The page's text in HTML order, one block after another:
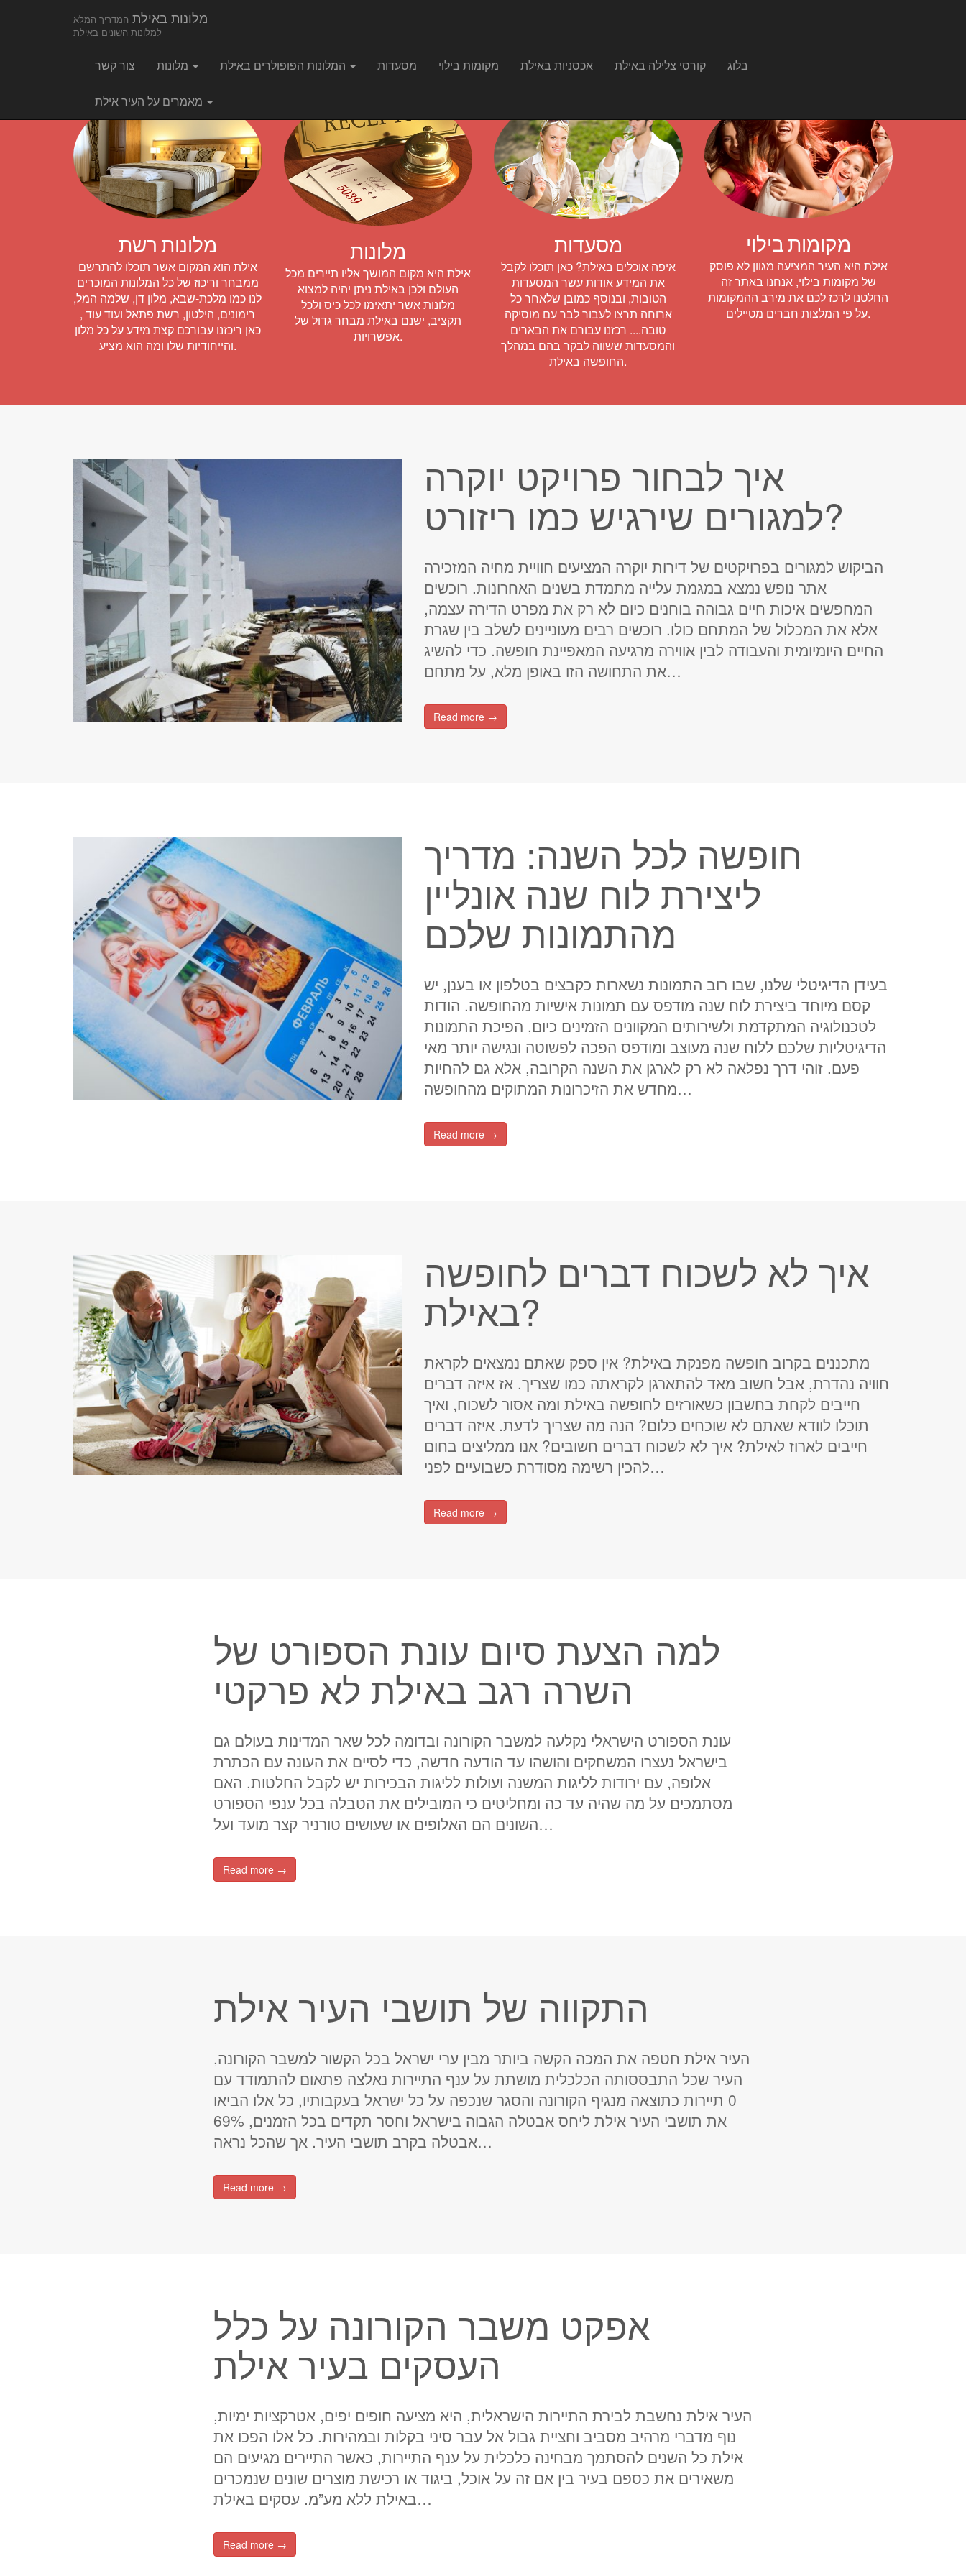
מלונות באילת המדריך המלא
למלונות השונים באילת
menu
צור קשר
מסעדות מקומות בילוי אכסניות באילת קורסי צלילה באילת בלוג
מלונות רשת
אילת הוא המקום אשר תוכלו להתרשם
ממבחר וריכוז של כל המלונות המוכרים
לנו כמו מלכת-שבא, מלון דן, שלמה המל,
רימונים, הילטון, רשת פתאל ועוד עוד ,
כאן ריכזנו עבורכם קצת מידע על כל מלון
והייחודיות שלו ומה הוא מציע.
מלונות
אילת היא מקום המושך אליו תיירים מכל
העולם ולכן באילת ניתן יהיה למצוא
מלונות אשר יתאימו לכל כיס ולכל
תקציב, ישנם באילת מבחר גדול של
אפשרויות.
מסעדות
איפה אוכלים באילת? כאן תוכלו לקבל
את המידע אודות עשר המסעדות
הטובות, ובנוסף כמובן שלאחר כל
ארוחה תרצו לעבור לבר עם מוסיקה
טובה.... רכזנו עבורם את הבארים
והמסעדות ששווה לבקר בהם במהלך
החופשה באילת.
מקומות בילוי
אילת היא העיר המציעה מגוון לא פוסק
של מקומות בילוי, אנחנו באתר זה
החלטנו לרכז לכם את מירב ההמקומות
על פי המלצות חברים מטיילים.
איך לבחור פרויקט יוקרה
למגורים שירגיש כמו ריזורט?
הביקוש למגורים בפרויקטים של דירות יוקרה המציעים חוויית מחיה המזכירה
אתר נופש נמצא במגמת עלייה מתמדת בשנים האחרונות. רוכשים
המחפשים איכות חיים גבוהה בוחנים כיום לא רק את מפרט הדירה עצמה,
אלא את המכלול של המתחם כולו. רוכשים רבים מעוניינים לשלב בין שגרת
החיים היומיומית והעבודה לבין אווירה מרגיעה המאפיינת חופשה. כדי להשיג
את התחושה הזו באופן מלא, על מתחם…
Read more →
חופשה לכל השנה: מדריך
ליצירת לוח שנה אונליין
מהתמונות שלכם
בעידן הדיגיטלי שלנו, שבו רוב התמונות נשארות כקבצים בטלפון או בענן, יש
קסם מיוחד ביצירת לוח שנה מודפס עם תמונות אישיות מהחופשה. הודות
לטכנולוגיה המתקדמת ולשירותים המקוונים הזמינים כיום, הפיכת התמונות
הדיגיטליות שלכם ללוח שנה מעוצב ומודפס הפכה לפשוטה ונגישה יותר מאי
פעם. זוהי דרך נפלאה לא רק לארגן את השנה הקרובה, אלא גם להחיות
מחדש את הזיכרונות המתוקים מהחופשה…
Read more →
איך לא לשכוח דברים לחופשה
באילת?
מתכננים בקרוב חופשה מפנקת באילת? אין ספק שאתם נמצאים לקראת
חוויה נהדרת, אבל חשוב מאד להתארגן לקראתה כמו שצריך. אז איזה דברים
חייבים לקחת בחשבון כשאורזים לחופשה באילת ומה אסור לשכוח, ואיך
תוכלו לוודא שאתם לא שוכחים כלום? הנה מה שצריך לדעת. איזה דברים
חייבים לארוז לאילת? איך לא לשכוח דברים חשובים? אנו ממליצים בחום
להכין רשימה מסודרת כשבועיים לפני…
Read more →
למה הצעת סיום עונת הספורט של
השרה רגב באילת לא פרקטי
עונת הספורט הישראלי נקלעה למשבר הקורונה ובדומה לכל שאר המדינות בעולם גם
בישראל נעצרו המשחקים והושהו עד הודעה חדשה, כדי לסיים את העונה עם הכתרת
אלופה, עם ירודות לליגות המשנה ועולות לליגות הבכירות יש לקבל החלטות, האם
מסתמכים על מה שהיה עד כה ומחליטים כי המובילים את הטבלה בכל ענפי הספורט
השונים הם האלופים או שעושים טורניר קצר מועד ועל…
Read more →
התקווה של תושבי העיר אילת
העיר אילת חטפה את המכה הקשה ביותר מבין ערי ישראל בכל הקשור למשבר הקורונה,
העיר שכל התבססותה הכלכלית מושתת על ענף התיירות נאלצה פתאום להתמודד עם
0 תיירות כתוצאה מנגיף הקורונה והסגר שנכפה על כל ישראל בעקבותיו, כל אלו הביאו
את תושבי העיר אילת ליחס אבטלה הגבוה בישראל וחסר תקדים בכל הזמנים, 69%
אבטלה בקרב תושבי העיר. אך שהכל נראה…
Read more →
אפקט משבר הקורונה על כלל
העסקים בעיר אילת
העיר אילת נחשבת לבירת התיירות הישראלית, היא מציעה חופים יפים, אטרקציות ימיות,
נוף מדברי מרהיב מסביב וחציית גבול אל עבר סיני בקלות ובמהירות. כל אלו הפכו את
אילת כל השנים להסתמך מבחינה כלכלית על ענף התיירות, כאשר התיירים מגיעים הם
משאירים את כספם בעיר בין אם זה על אוכל, ביגוד או רכישת מוצרים שונים שנמכרים
באילת ללא מע”מ. עסקים באילת…
Read more →